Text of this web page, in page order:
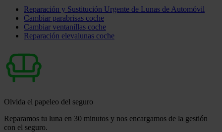
Reparación y Sustitución Urgente de Lunas de Automóvil
Cambiar parabrisas coche
Cambiar ventanillas coche
Reparación elevalunas coche
Olvida el papeleo del seguro
Reparamos tu luna en 30 minutos y nos encargamos de la gestión
con el seguro.